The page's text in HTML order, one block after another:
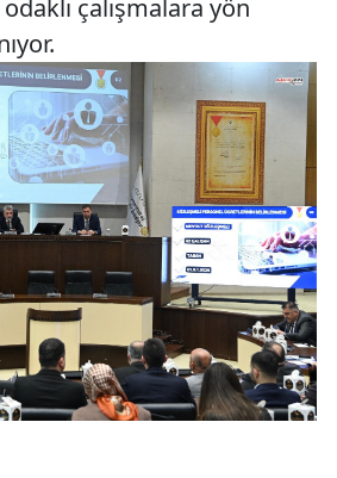
çalışmalara yön